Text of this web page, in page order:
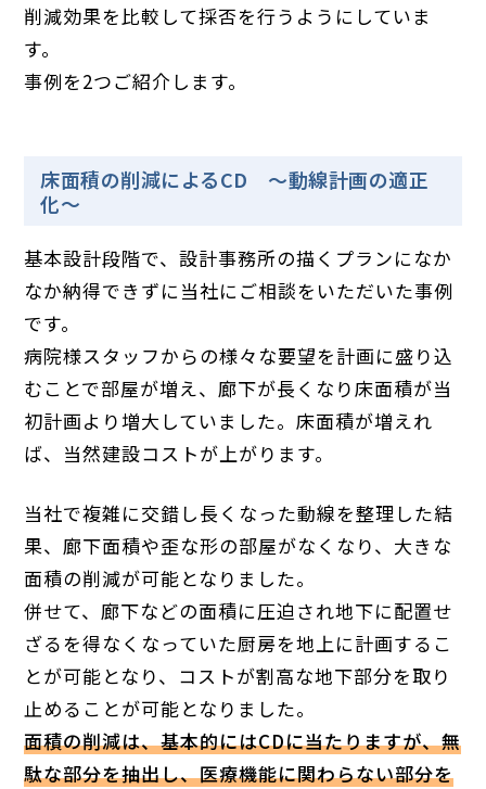
削減効果を比較して採否を行うようにしていま
す。
事例を2つご紹介します。
床面積の削減によるCD ～動線計画の適正
化～
基本設計段階で、設計事務所の描くプランになか
なか納得できずに当社にご相談をいただいた事例
です。
病院様スタッフからの様々な要望を計画に盛り込
むことで部屋が増え、廊下が長くなり床面積が当
初計画より増大していました。床面積が増えれ
ば、当然建設コストが上がります。
当社で複雑に交錯し長くなった動線を整理した結
果、廊下面積や歪な形の部屋がなくなり、大きな
面積の削減が可能となりました。
併せて、廊下などの面積に圧迫され地下に配置せ
ざるを得なくなっていた厨房を地上に計画するこ
とが可能となり、コストが割高な地下部分を取り
止めることが可能となりました。
面積の削減は、基本的にはCDに当たりますが、無
駄な部分を抽出し、医療機能に関わらない部分を